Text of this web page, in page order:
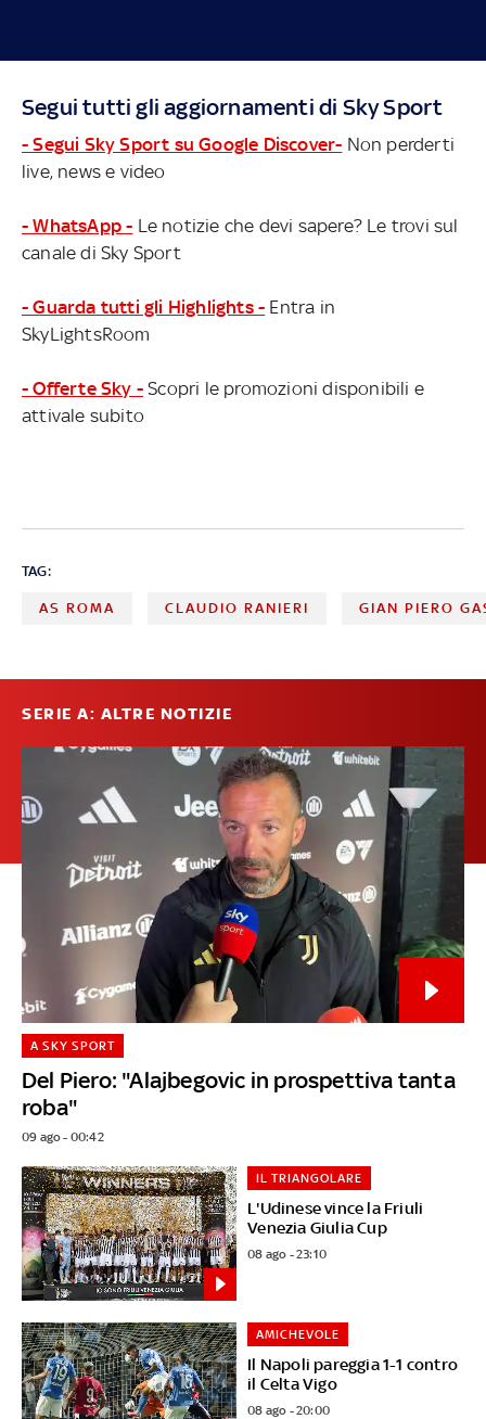
Segui tutti gli aggiornamenti di Sky Sport
- Segui Sky Sport su Google Discover- Non perderti
live, news e video
- WhatsApp - Le notizie che devi sapere? Le trovi sul
canale di Sky Sport
- Guarda tutti gli Highlights - Entra in
SkyLightsRoom
- Offerte Sky - Scopri le promozioni disponibili e
attivale subito
TAG:
AS ROMA CLAUDIO RANIERI GIAN PIERO
SERIE A: ALTRE NOTIZIE
Del Piero: "Alajbegovic in prospettiva tanta
roba"
A SKY SPORT
09 ago - 00:42
L'Udinese vince la Friuli
Venezia Giulia Cup
IL TRIANGOLARE
08 ago - 23:10
Il Napoli pareggia 1-1 contro
il Celta Vigo
AMICHEVOLE
08 ago - 20:00